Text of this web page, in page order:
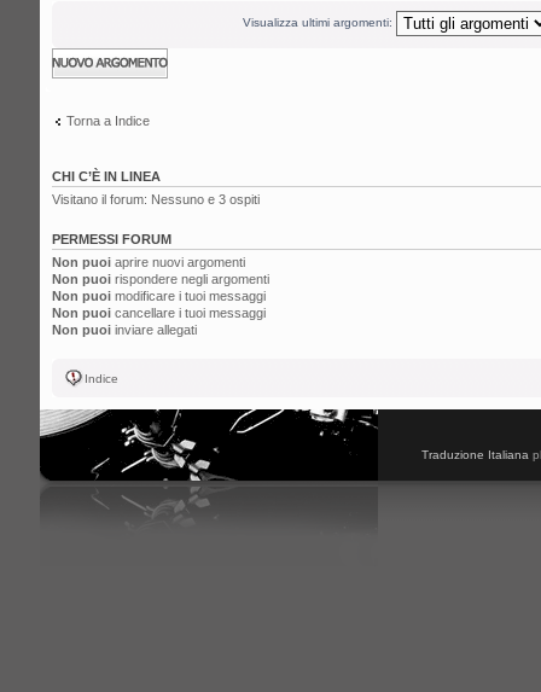
Visualizza ultimi argomenti:
Scrivi un nuovo
argomento
Torna a Indice
CHI C’È IN LINEA
Visitano il forum: Nessuno e 3 ospiti
PERMESSI FORUM
Non puoi aprire nuovi argomenti
Non puoi rispondere negli argomenti
Non puoi modificare i tuoi messaggi
Non puoi cancellare i tuoi messaggi
Non puoi inviare allegati
Indice
Traduzione Italiana